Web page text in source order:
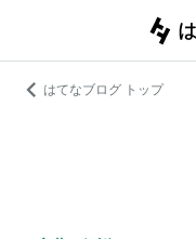
はてなブログ トップ